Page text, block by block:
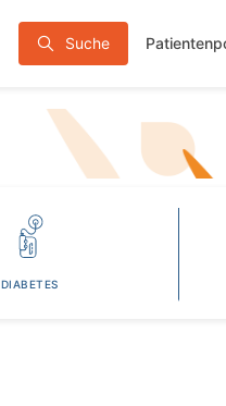
Suche
DIABETES